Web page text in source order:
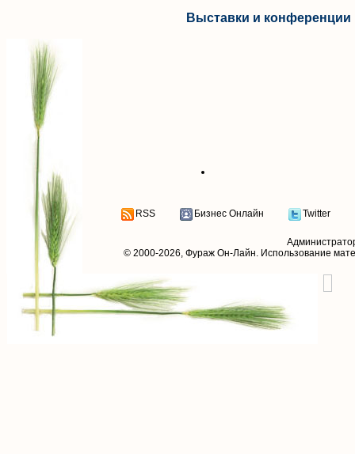
Выставки и конференции
RSS Бизнес Онлайн Twitter
© 2000-2026, Фураж Он-Лайн. Использование